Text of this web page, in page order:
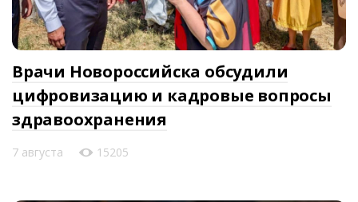
Врачи Новороссийска обсудили
цифровизацию и кадровые вопросы
здравоохранения
7 августа 15205